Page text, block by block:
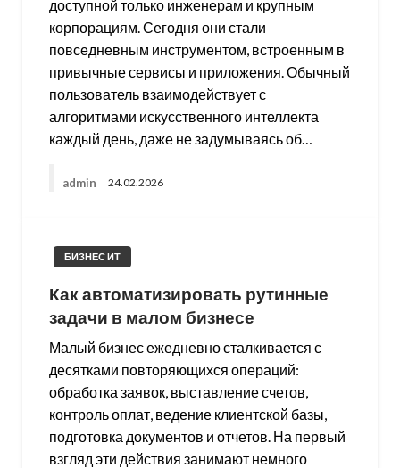
доступной только инженерам и крупным
корпорациям. Сегодня они стали
повседневным инструментом, встроенным в
привычные сервисы и приложения. Обычный
пользователь взаимодействует с
алгоритмами искусственного интеллекта
каждый день, даже не задумываясь об…
admin 24.02.2026
БИЗНЕС ИТ
Как автоматизировать рутинные
задачи в малом бизнесе
Малый бизнес ежедневно сталкивается с
десятками повторяющихся операций:
обработка заявок, выставление счетов,
контроль оплат, ведение клиентской базы,
подготовка документов и отчетов. На первый
взгляд эти действия занимают немного